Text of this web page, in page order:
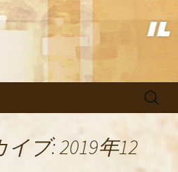
検
ブ: 2019年12